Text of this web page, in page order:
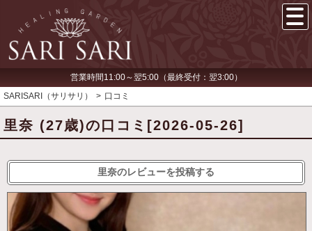
営業時間11:00～翌5:00（最終受付：翌3:00）
SARISARI（サリサリ）
口コミ
里奈 (27歳)の口コミ[2026-05-26]
里奈のレビューを投稿する